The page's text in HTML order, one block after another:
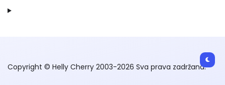
Copyright © Helly Cherry 2003-2026 Sva prava zadržana.